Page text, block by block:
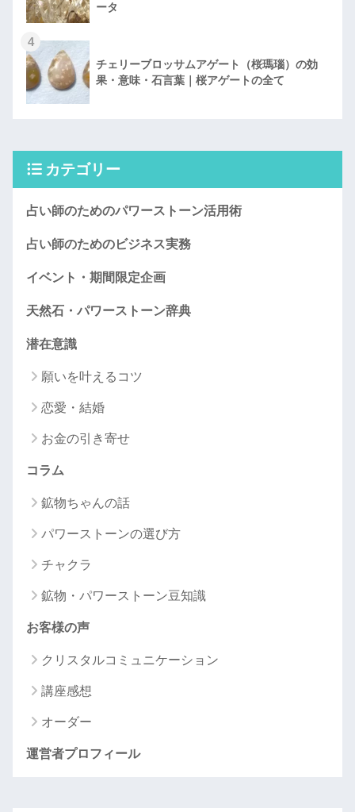
ータ
4
チェリーブロッサムアゲート（桜瑪瑙）の効
果・意味・石言葉｜桜アゲートの全て
カテゴリー
占い師のためのパワーストーン活用術
占い師のためのビジネス実務
イベント・期間限定企画
天然石・パワーストーン辞典
潜在意識
願いを叶えるコツ
恋愛・結婚
お金の引き寄せ
コラム
鉱物ちゃんの話
パワーストーンの選び方
チャクラ
鉱物・パワーストーン豆知識
お客様の声
クリスタルコミュニケーション
講座感想
オーダー
運営者プロフィール